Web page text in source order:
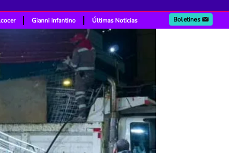
Gianni Infantino Últimas Noticias Boletines